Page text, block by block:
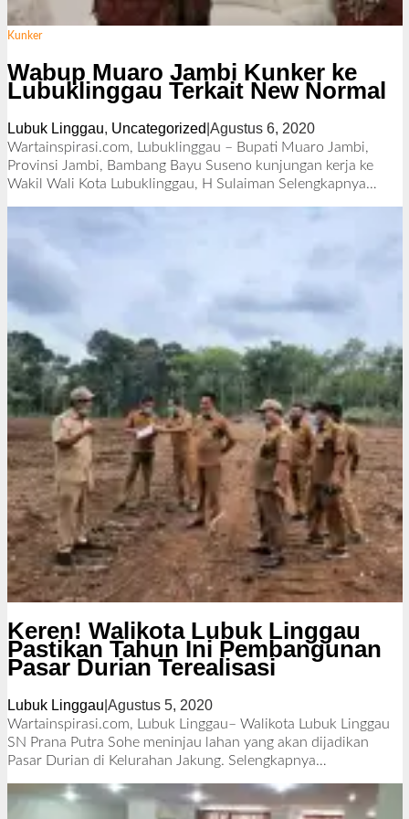
Kunker
Wabup Muaro Jambi Kunker ke
Lubuklinggau Terkait New Normal
Lubuk Linggau, Uncategorized Agustus 6, 2020o
l
e
h
e
i
Wartainspirasi.com, Lubuklinggau – Bupati Muaro Jambi,
Provinsi Jambi, Bambang Bayu Suseno kunjungan kerja ke
Wakil Wali Kota Lubuklinggau, H Sulaiman Selengkapnya…
Keren! Walikota Lubuk Linggau
Pastikan Tahun Ini Pembangunan
Pasar Durian Terealisasi
Lubuk Linggau Agustus 5, 2020o
l
e
h
e
d
Wartainspirasi.com, Lubuk Linggau– Walikota Lubuk Linggau
SN Prana Putra Sohe meninjau lahan yang akan dijadikan
Pasar Durian di Kelurahan Jakung. Selengkapnya…